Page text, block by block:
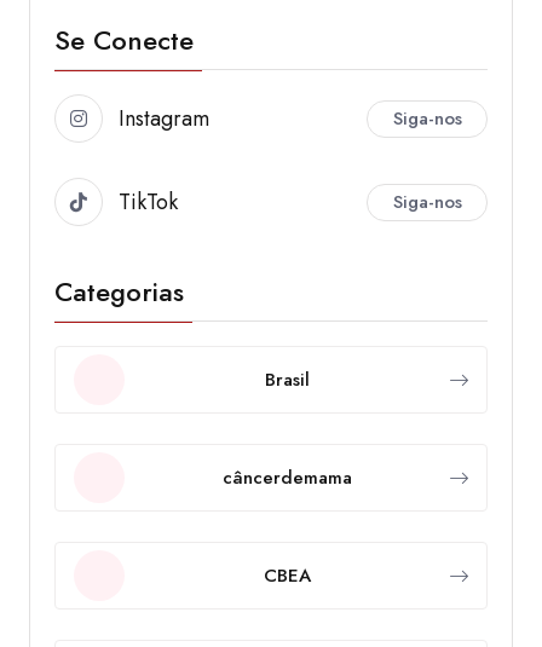
Se Conecte
Instagram Siga-nos
TikTok Siga-nos
Categorias
Brasil
câncerdemama
CBEA